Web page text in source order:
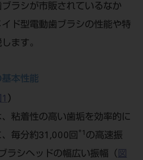
ラシが市販されているなか
イド型電動歯ブラシの性能や特
ます。
本性能
1 ）
粘着性の高い歯垢を効率的に
毎分約31,000回 *1 の高速振
ラシヘッドの幅広い振幅（ 図
特定商取引について
マップ